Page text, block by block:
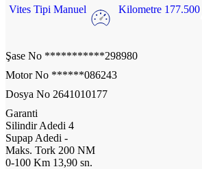
Vites Tipi Manuel Kilometre 177.500
Şase No ***********298980
Motor No ******086243
Dosya No 2641010177
Garanti
Silindir Adedi 4
Supap Adedi -
Maks. Tork 200 NM
0-100 Km 13,90 sn.